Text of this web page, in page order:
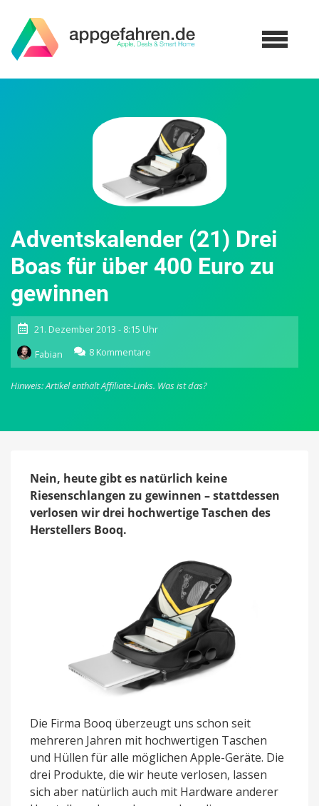
Adventskalender (21) Drei
Boas für über 400 Euro zu
gewinnen
21. Dezember 2013 - 8:15 Uhr
Fabian
8 Kommentare
Adventskalender
Drei
über
zu
gewinnen
Hinweis: Artikel enthält Affiliate-Links. Was ist das?
Nein, heute gibt es natürlich keine
Riesenschlangen zu gewinnen – stattdessen
verlosen wir drei hochwertige Taschen des
Herstellers Booq.
Die Firma Booq überzeugt uns schon seit
mehreren Jahren mit hochwertigen Taschen
und Hüllen für alle möglichen Apple-Geräte. Die
drei Produkte, die wir heute verlosen, lassen
sich aber natürlich auch mit Hardware anderer